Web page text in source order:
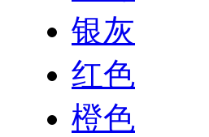
银灰
红色
橙色